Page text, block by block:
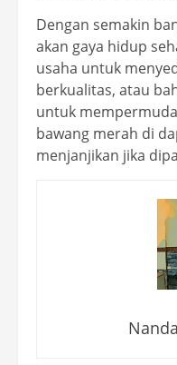
Dengan semakin
akan gaya hidup
usaha untuk
berkualitas, atau
untuk
bawang merah di
menjanjikan jika